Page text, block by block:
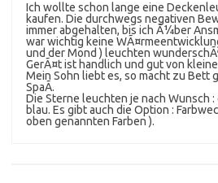
Ich wollte schon lange eine
kaufen. Die durchwegs negativen
immer abgehalten, bis ich Ã¼ber
war wichtig keine
und der Mond ) leuchten
GerÃ¤t ist handlich und gut von
Mein Sohn liebt es, so macht zu Bett
SpaÃ.
Die Sterne leuchten je nach Wunsch
blau. Es gibt auch die Option :
oben genannten Farben ).